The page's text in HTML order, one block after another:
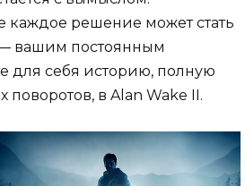
каждое решение может стать
вашим постоянным
для себя историю, полную
в Alan Wake II.